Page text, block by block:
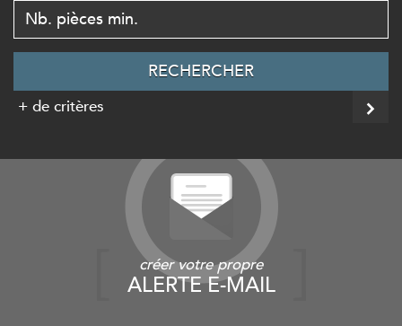
RECHERCHER
+ de critères
créer votre propre
ALERTE E-MAIL